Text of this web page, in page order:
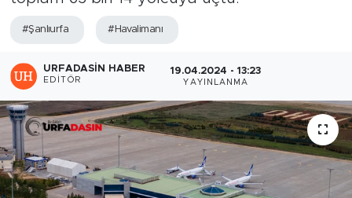
#Şanlıurfa #Havalimanı
URFADASIN HABER
EDITÖR
19.04.2024 - 13:23
YAYINLANMA